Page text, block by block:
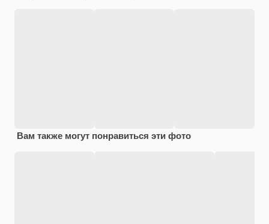
Вам также могут понравиться эти фото